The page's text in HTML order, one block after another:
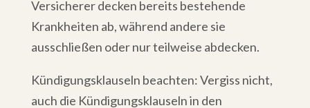
Versicherer decken bereits bestehende
Krankheiten ab, während andere sie
ausschließen oder nur teilweise abdecken.
Kündigungsklauseln beachten: Vergiss nicht,
auch die Kündigungsklauseln in den